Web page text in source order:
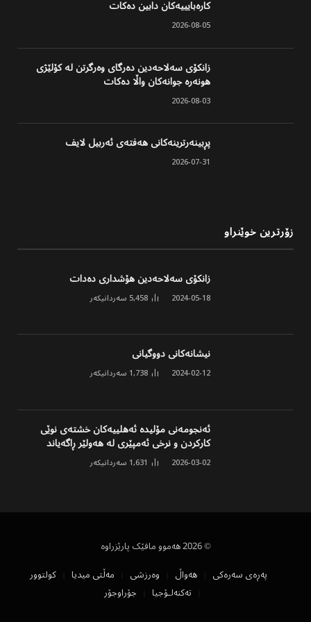
کارەبایییەکان دابین دەکات
2026-08-05
زانکۆی سەلاحەدین دەرگای وەرگرتن لە کۆلێژی
هونەرە جوانەکان واڵا دەکات
2026-08-03
پڕبینەرترینەکانی هەفتەی ئەربیل لایف
2026-07-31
زۆرترین خوێنراو
زانکۆی سەلاحەدین هۆشداری دەدات
2024-05-18
5,458 سەردانیکەر
نیشانەکانی دووگیانی
2024-02-12
1,738 سەردانیکەر
ئەنجومەنی مۆلیدە ئەهلییەکان خشتەی نوێی
کارکردن و نرخی ئەمپێری لە هەولێر ڕاگەیاند
2026-03-02
1,631 سەردانیکەر
© 2026 هەموو مافێک پارێزراوە
پەڕەی سەرەکی
هەواڵ وەرزشی مەڵتی میدیا
کولتوور
تەکنەلۆجیا
جۆراوجۆر